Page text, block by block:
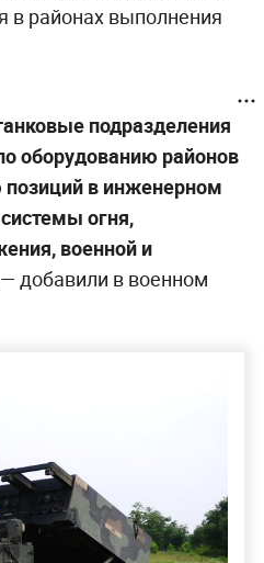
в районах выполнения
подразделения
оборудованию районов
в инженерном
огня,
военной и
добавили в военном